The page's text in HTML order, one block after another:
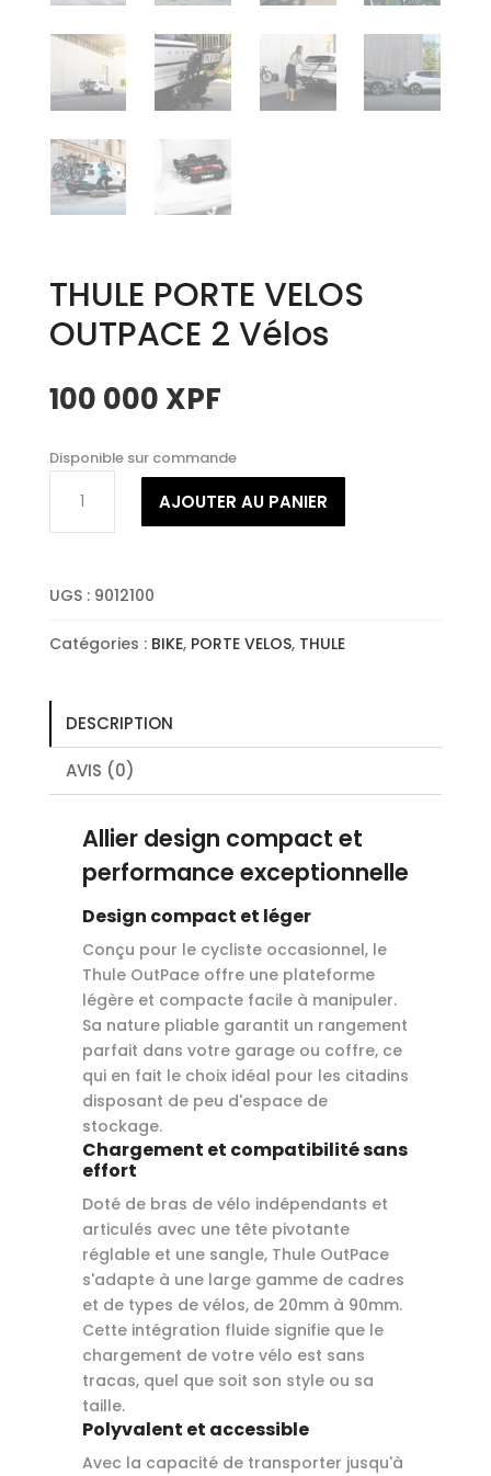
THULE PORTE VELOS
OUTPACE 2 Vélos
100 000 XPF
Disponible sur commande
THULE
OUTPACE
2
Vélos
AJOUTER AU PANIER
UGS : 9012100
Catégories : BIKE, PORTE VELOS, THULE
DESCRIPTION
AVIS (0)
Allier design compact et
performance exceptionnelle
Design compact et léger
Conçu pour le cycliste occasionnel, le
Thule OutPace offre une plateforme
légère et compacte facile à manipuler.
Sa nature pliable garantit un rangement
parfait dans votre garage ou coffre, ce
qui en fait le choix idéal pour les citadins
disposant de peu d'espace de
stockage.
Chargement et compatibilité sans
effort
Doté de bras de vélo indépendants et
articulés avec une tête pivotante
réglable et une sangle, Thule OutPace
s'adapte à une large gamme de cadres
et de types de vélos, de 20mm à 90mm.
Cette intégration fluide signifie que le
chargement de votre vélo est sans
tracas, quel que soit son style ou sa
taille.
Polyvalent et accessible
Avec la capacité de transporter jusqu'à